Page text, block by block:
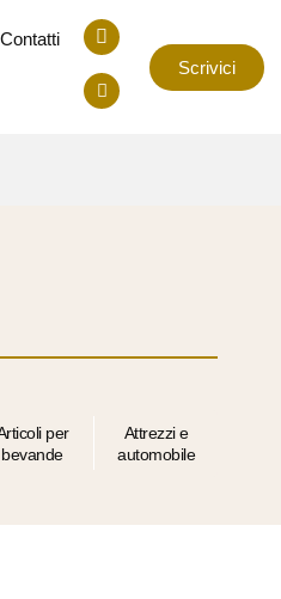
Contatti
Scrivici
per
bevande
Attrezzi e
automobile